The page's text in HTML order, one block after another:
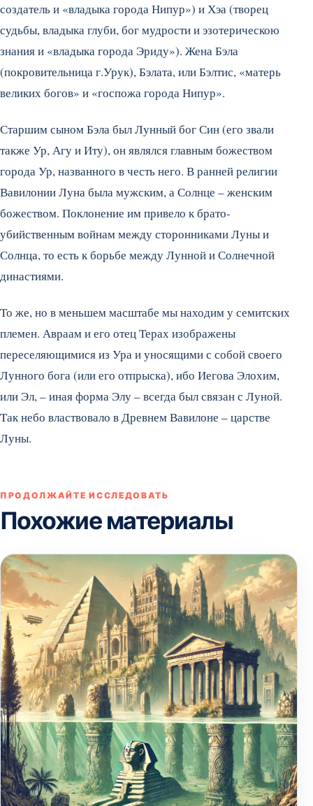
создатель и «владыка города Нипур») и Хэа (творец
судьбы, владыка глуби, бог мудрости и эзотерическою
знания и «владыка города Эриду»). Жена Бэла
(покровительни­ца г.Урук), Бэлата, или Бэлтис, «матерь
великих богов» и «госпо­жа города Нипур».
Старшим сыном Бэла был Лун­ный бог Син (его звали
также Ур, Агу и Иту), он являлся главным божеством
города Ур, названно­го в честь него. В ранней религии
Вавилонии Луна была мужским, а Солнце – женским
божеством. Поклонение им привело к брато­
убийственным войнам между сто­ронниками Луны и
Солнца, то есть к борьбе между Лунной и Солнечной
династиями.
То же, но в меньшем масшта­бе мы находим у семитских
пле­мен. Авраам и его отец Терах изображены
переселяющимися из Ура и уносящими с собой сво­его
Лунного бога (или его от­прыска), ибо Иегова Элохим,
или Эл, – иная форма Элу – всегда был связан с Луной.
Так небо вла­ствовало в Древнем Вавилоне – царстве
Луны.
ПРОДОЛЖАЙТЕ ИССЛЕДОВАТЬ
Похожие материалы